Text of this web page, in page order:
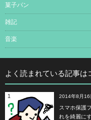
菓子パン
雑記
音楽
よく読まれている記事は
1 2014年8月16
スマホ保護
れを綺麗に